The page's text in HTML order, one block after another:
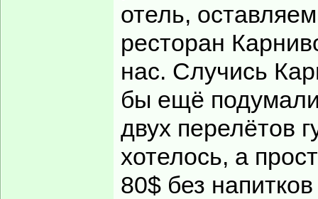
отель,
ресторан
нас. Случись
бы ещё
двух перелётов
хотелось, а
80$ без